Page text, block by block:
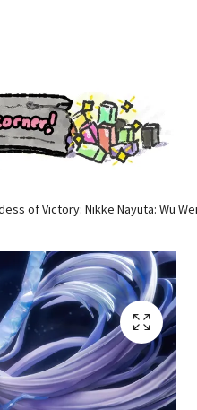
of Victory: Nikke Nayuta: Wu